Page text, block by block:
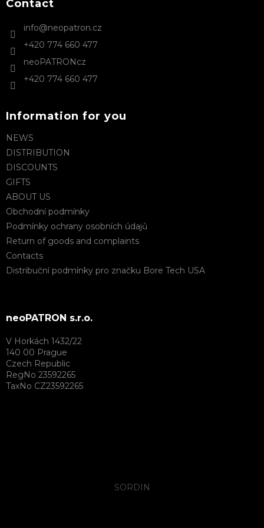
Contact
info@neopatron.cz
+420 774 660 477
neoPATRONcz
+420 774 660 477
Information for you
NEWS
DISTRIBUTION
DISCOUNTS
GIFTS
ABOUT US
Obchodní podmínky
Podmínky ochrany osobních údajů
Return of goods and complaints
Contacts
Distribuční podmínky pro značku Bore Tech USA
neoPATRON s.r.o.
V Horkách 1432/22
140 00 Prague
Czech Republic
RegNo 23592265
TaxNo CZ23592265
SORDIN